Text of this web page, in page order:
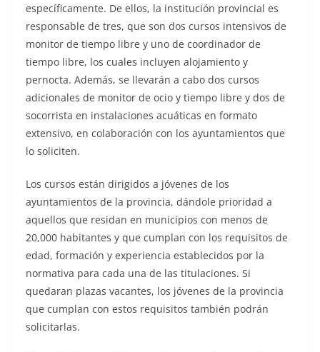
específicamente. De ellos, la institución provincial es
responsable de tres, que son dos cursos intensivos de
monitor de tiempo libre y uno de coordinador de
tiempo libre, los cuales incluyen alojamiento y
pernocta. Además, se llevarán a cabo dos cursos
adicionales de monitor de ocio y tiempo libre y dos de
socorrista en instalaciones acuáticas en formato
extensivo, en colaboración con los ayuntamientos que
lo soliciten.
Los cursos están dirigidos a jóvenes de los
ayuntamientos de la provincia, dándole prioridad a
aquellos que residan en municipios con menos de
20,000 habitantes y que cumplan con los requisitos de
edad, formación y experiencia establecidos por la
normativa para cada una de las titulaciones. Si
quedaran plazas vacantes, los jóvenes de la provincia
que cumplan con estos requisitos también podrán
solicitarlas.